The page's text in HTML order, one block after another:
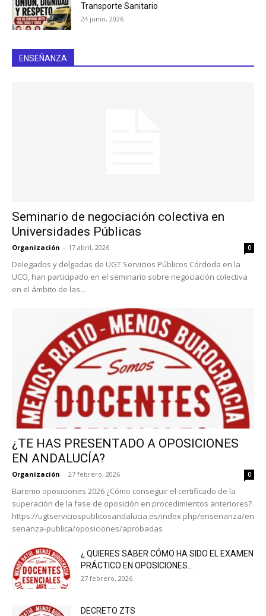
Transporte Sanitario
24 junio, 2026
ENSEÑANZA
Seminario de negociación colectiva en
Universidades Públicas
Organización - 17 abril, 2026 0
Delegados y delgadas de UGT Servicios Públicos Córdoda en la
UCO, han participado en el seminario sobre negociación colectiva
en el ámbito de las...
¿TE HAS PRESENTADO A OPOSICIONES
EN ANDALUCÍA?
Organización - 27 febrero, 2026 0
Baremo oposiciones 2026 ¿Cómo conseguir el certificado de la
superación de la fase de oposición en procedimientos anteriores?
https://ugtserviciospublicosandalucia.es/index.php/ensenanza/en
senanza-publica/oposiciones/aprobadas
¿ QUIERES SABER CÓMO HA SIDO EL EXAMEN
PRÁCTICO EN OPOSICIONES...
27 febrero, 2026
DECRETO ZTS